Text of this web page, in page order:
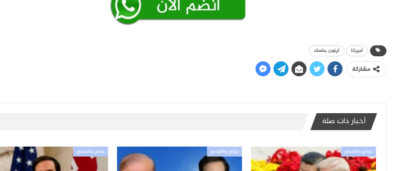
أميركا أيلون ماسك
مشاركة
أخبار ذات صلة
دولي واقليمي دولي واقليمي دولي واقليمي